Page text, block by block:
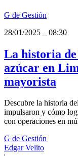
G de Gestión
28/01/2025
08:30
La historia
azúcar en
mayorista
Descubre la historia
impulsaron y cómo
con operaciones en
G de Gestión
Edgar Velito